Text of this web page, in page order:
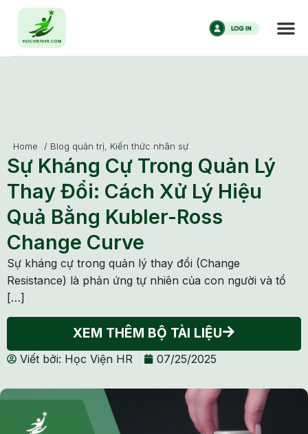
Home / Blog quản trị, Kiến thức nhân sự
Sự Kháng Cự Trong Quản Lý
Thay Đổi: Cách Xử Lý Hiệu
Quả Bằng Kubler-Ross
Change Curve
Sự kháng cự trong quản lý thay đổi (Change
Resistance) là phản ứng tự nhiên của con người và tổ
[…]
XEM THÊM BỘ TÀI LIỆU
Viết bởi: Học Viện HR 07/25/2025